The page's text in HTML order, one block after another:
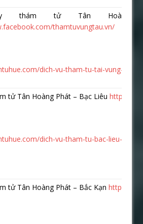
thám tử Tân Hoàng
thamtuvungtau.vn/
dich-vu-tham-tu-tai-vung-tau-
tử Tân Hoàng Phát – Bạc Liêuhttps://
dich-vu-tham-tu-bac-lieu-uy-
tử Tân Hoàng Phát – Bắc Kạnhttps://